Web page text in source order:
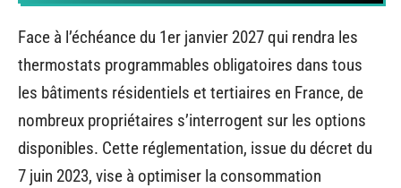
Face à l’échéance du 1er janvier 2027 qui rendra les
thermostats programmables obligatoires dans tous
les bâtiments résidentiels et tertiaires en France, de
nombreux propriétaires s’interrogent sur les options
disponibles. Cette réglementation, issue du décret du
7 juin 2023, vise à optimiser la consommation